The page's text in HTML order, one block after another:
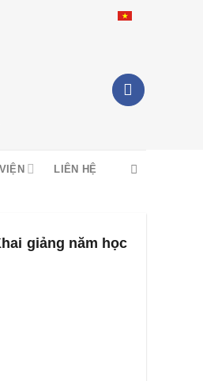
LIÊN HỆ
giảng năm học